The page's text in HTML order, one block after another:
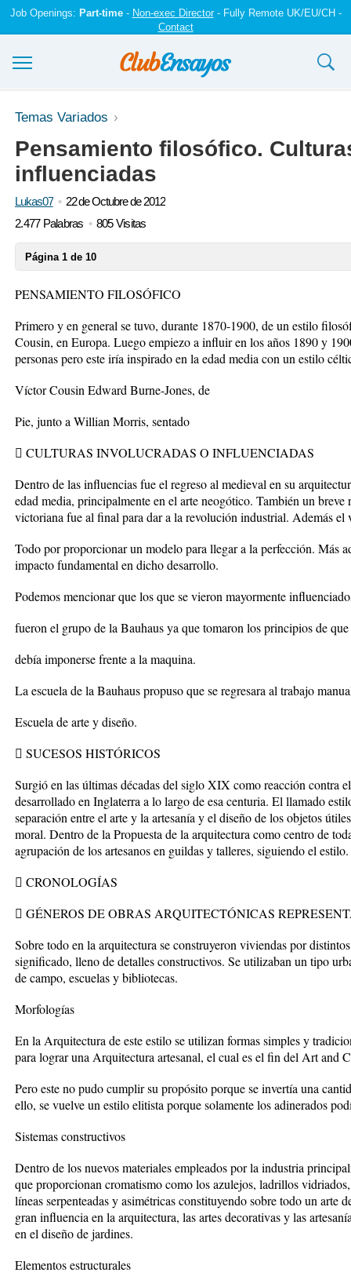
Job Openings: Part-time- Non-exec Director- Fully Remote UK/EU/CH -
Contact
Ensayos y trabajos
Registrarse
Iniciar sesión
Temas Variados
Pensamiento filosófico.
influenciadas
Lukas07
22 de Octubre de 2012
2.477 Palabras
805 Visitas
Página 1 de 10
PENSAMIENTO FILOSÓFICO
Primero y en general se tuvo, durante 1870-1900, de un estilo
Cousin, en Europa. Luego empiezo a influir en los años 1890 y
personas pero este iría inspirado en la edad media con un estilo
Víctor Cousin Edward Burne-Jones, de
Pie, junto a Willian Morris, sentado
 CULTURAS INVOLUCRADAS O INFLUENCIADAS
Dentro de las influencias fue el regreso al medieval en su
edad media, principalmente en el arte neogótico. También un
victoriana fue al final para dar a la revolución industrial. Además
Todo por proporcionar un modelo para llegar a la perfección. Más
impacto fundamental en dicho desarrollo.
Podemos mencionar que los que se vieron mayormente
fueron el grupo de la Bauhaus ya que tomaron los principios de que
debía imponerse frente a la maquina.
La escuela de la Bauhaus propuso que se regresara al trabajo
Escuela de arte y diseño.
 SUCESOS HISTÓRICOS
Surgió en las últimas décadas del siglo XIX como reacción contra
desarrollado en Inglaterra a lo largo de esa centuria. El llamado
separación entre el arte y la artesanía y el diseño de los objetos
moral. Dentro de la Propuesta de la arquitectura como centro de
agrupación de los artesanos en guildas y talleres, siguiendo el estilo.
 CRONOLOGÍAS
 GÉNEROS DE OBRAS ARQUITECTÓNICAS
Sobre todo en la arquitectura se construyeron viviendas por
significado, lleno de detalles constructivos. Se utilizaban un tipo
de campo, escuelas y bibliotecas.
Morfologías
En la Arquitectura de este estilo se utilizan formas simples y
para lograr una Arquitectura artesanal, el cual es el fin del Art and
Pero este no pudo cumplir su propósito porque se invertía una
ello, se vuelve un estilo elitista porque solamente los adinerados
Sistemas constructivos
Dentro de los nuevos materiales empleados por la industria
que proporcionan cromatismo como los azulejos, ladrillos
líneas serpenteadas y asimétricas constituyendo sobre todo un arte
gran influencia en la arquitectura, las artes decorativas y las
en el diseño de jardines.
Elementos estructurales